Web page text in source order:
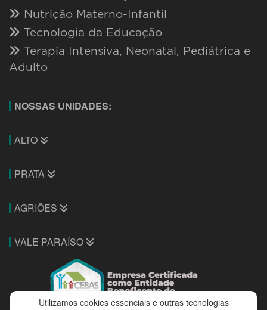
Nutrição Materno-Infantil
Tecnologia da Educação
Terapia Intensiva, Neonatal, Pediátrica e
Adulto
NOSSAS UNIDADES:
ALTO
PRATA
AGRIÕES
VALE PARAÍSO
Utilizamos cookies essenciais e outras tecnologias